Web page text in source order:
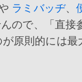
ラミバッヂ、
ので、「直接
原則的には最